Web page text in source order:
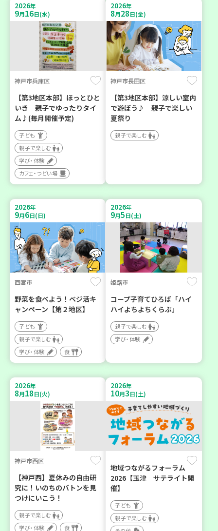
2026年
9月16日(水)
神戸市兵庫区
【第3地区本部】ほっとひと
いき 親子でゆったりタイ
ム♪(毎月開催予定)
子ども
親子で楽しむ
学び・体験
カフェ・つどい場
2026年
8月28日(金)
神戸市長田区
【第3地区本部】涼しい室内
で遊ぼう♪ 親子で楽しい
夏祭り
親子で楽しむ
2026年
9月6日(日)
西宮市
野菜を食べよう！ベジ活キ
ャンペーン【第２地区】
子ども
親子で楽しむ
学び・体験
食
2026年
9月5日(土)
姫路市
コープ子育てひろば「ハイ
ハイよちよちくらぶ」
親子で楽しむ
学び・体験
2026年
8月18日(火)
神戸市西区
【神戸西】夏休みの自由研
究に！いのちのバトンを見
つけにいこう！
親子で楽しむ
学び・体験
食
2026年
10月3日(土)
地域つながるフォーラム
2026【玉津 サテライト開
催】
子ども
親子で楽しむ